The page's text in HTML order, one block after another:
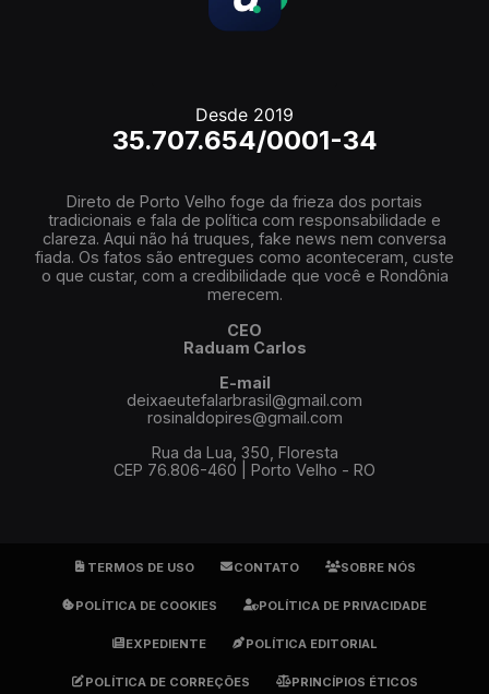
Desde 2019
35.707.654/0001-34
Direto de Porto Velho foge da frieza dos portais
tradicionais e fala de política com responsabilidade e
clareza. Aqui não há truques, fake news nem conversa
fiada. Os fatos são entregues como aconteceram, custe
o que custar, com a credibilidade que você e Rondônia
merecem.
CEO
Raduam Carlos
E-mail
deixaeutefalarbrasil@gmail.com
rosinaldopires@gmail.com
Rua da Lua, 350, Floresta
CEP 76.806-460 | Porto Velho - RO
TERMOS DE USO CONTATO SOBRE NÓS
POLÍTICA DE COOKIES POLÍTICA DE PRIVACIDADE
EXPEDIENTE POLÍTICA EDITORIAL
POLÍTICA DE CORREÇÕES PRINCÍPIOS ÉTICOS